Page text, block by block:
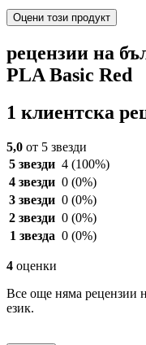
Оцени този продукт
рецензии на
PLA Basic Red
1 клиентска
5,0 от 5 звезди
5 звезди 4 (100%)
4 звезди 0 (0%)
3 звезди 0 (0%)
2 звезди 0 (0%)
1 звезда 0 (0%)
4 оценки
Все още няма рецензии
език.